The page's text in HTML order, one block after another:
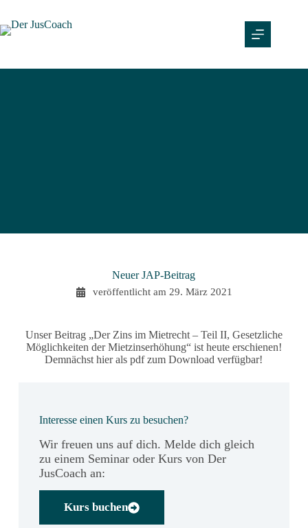
Neuer JAP-Beitrag
veröffentlicht am 29. März 2021
Unser Beitrag „Der Zins im Mietrecht – Teil II, Gesetzliche
Möglichkeiten der Mietzinserhöhung“ ist heute erschienen!
Demnächst hier als pdf zum Download verfügbar!
Interesse einen Kurs zu besuchen?
Wir freuen uns auf dich. Melde dich gleich
zu einem Seminar oder Kurs von Der
JusCoach an:
Kurs buchen